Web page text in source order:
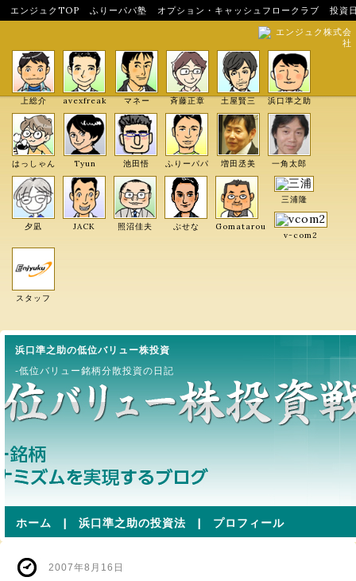
エンジュクTOP ふりーパパ塾 オプション・キャッシュフロークラブ
投資
エンジュク株式会
社
上総介 avexfreak マネー 斉藤正章 土屋賢三 浜口準之助
はっしゃん Tyun 池田悟 ふりーパパ 増田丞美 一角太郎
夕凪 JACK 照沼佳夫 ぶせな Gomatarou
三浦隆
v-com2
スタッフ
浜口準之助の低位バリュー株投資
-低位バリュー銘柄分散投資の日記
ホーム | 浜口準之助の投資法 | プロフィール
2007年8月16日